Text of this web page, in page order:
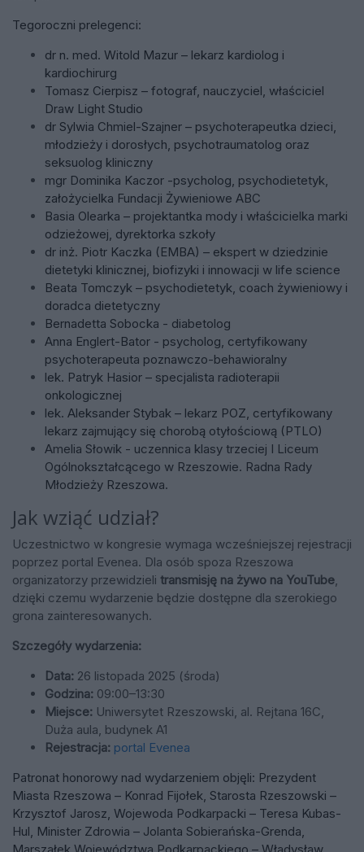
Tegoroczni prelegenci:
dr n. med. Witold Mazur – lekarz kardiolog i
kardiochirurg
Tomasz Cierpisz – fotograf, nauczyciel, właściciel
Draw Light Studio
dr Sylwia Chmiel-Szajner – psychoterapeutka dzieci,
młodzieży i dorosłych, psychotraumatolog oraz
seksuolog kliniczny
mgr Dominika Kaczor -psycholog, psychodietetyk,
założycielka Fundacji Żywieniowe ABC
Basia Olearka – projektantka mody i właścicielka marki
odzieżowej, dyrektorka szkoły
dr inż. Piotr Kaczka (EMBA) – ekspert w dziedzinie
dietetyki klinicznej, biofizyki i innowacji w life science
Beata Tomczyk – psychodietetyk, coach żywieniowy i
doradca dietetyczny
Bernadetta Sobocka - diabetolog
Anna Englert-Bator - psycholog, certyfikowany
psychoterapeuta poznawczo-behawioralny
lek. Patryk Hasior – specjalista radioterapii
onkologicznej
lek. Aleksander Stybak – lekarz POZ, certyfikowany
lekarz zajmujący się chorobą otyłościową (PTLO)
Amelia Słowik - uczennica klasy trzeciej I Liceum
Ogólnokształcącego w Rzeszowie. Radna Rady
Młodzieży Rzeszowa.
Jak wziąć udział?
Uczestnictwo w kongresie wymaga wcześniejszej rejestracji
poprzez portal Evenea. Dla osób spoza Rzeszowa
organizatorzy przewidzieli transmisję na żywo na YouTube,
dzięki czemu wydarzenie będzie dostępne dla szerokiego
grona zainteresowanych.
Szczegóły wydarzenia:
Data: 26 listopada 2025 (środa)
Godzina: 09:00–13:30
Miejsce: Uniwersytet Rzeszowski, al. Rejtana 16C,
Duża aula, budynek A1
Rejestracja: portal Evenea
Patronat honorowy nad wydarzeniem objęli: Prezydent
Miasta Rzeszowa – Konrad Fijołek, Starosta Rzeszowski –
Krzysztof Jarosz, Wojewoda Podkarpacki – Teresa Kubas-
Hul, Minister Zdrowia – Jolanta Sobierańska-Grenda,